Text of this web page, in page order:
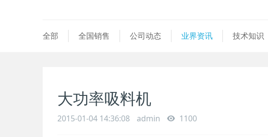
全部 全国销售 公司动态 业界资讯 技术知识
大功率吸料机
2015-01-04 14:36:08 admin 1100